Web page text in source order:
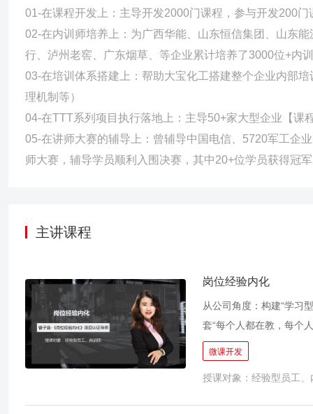
01-在课程开发上：主导开发2000门课程，参与开发200门
02-在内训师培养上：为广西华能、山东恒信集团、山东
行、泸州老窖、广东烟草、等企业累计培养了3000位+内
03-在培训体系搭建上：帮助大宝化工搭建整个企业内部
理机制等）
04-在TTT系列项目执行落地上：主导50+家大型企业【
05-在讲师大赛的辅导上：曾辅导中国电信、5720军工企
师大赛，辅导学员顺利入围决赛，其中20+位学员获得冠
主讲课程
岗位经验内化
从公司角度：构建“学习
套“每个人都在教，每个
大师杜拉克曾将一个经
自己的产品；第二层是
最具有远期效果的、最
人力资源角度：人才培
微课开发
授课对象：经验型员工、